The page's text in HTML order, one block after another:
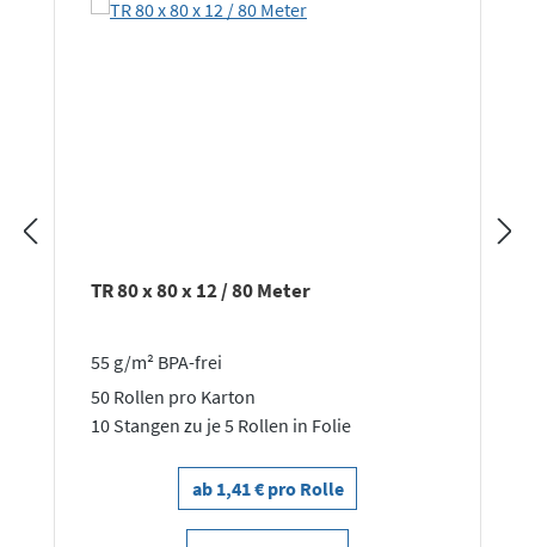
TR 80 x 80 x 12 / 80 Meter
55 g/m² BPA-frei
50 Rollen pro Karton
10 Stangen zu je 5 Rollen in Folie
ab 1,41 € pro Rolle